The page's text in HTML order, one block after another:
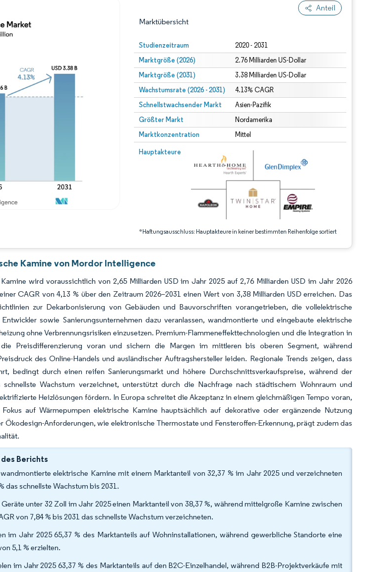
Anteil
Marktübersicht
Studienzeitraum 2020 - 2031
Marktgröße (2026) 2.76 Milliarden US-Dollar
Marktgröße (2031) 3.38 Milliarden US-Dollar
Wachstumsrate (2026 - 2031) 4.13% CAGR
Schnellstwachsender Markt Asien-Pazifik
Größter Markt Nordamerika
Marktkonzentration Mittel
Hauptakteure
*Haftungsausschluss: Hauptakteure in keiner bestimmten Reihenfolge sortiert
Bild © Mordor Intelligence. Wiederverwendung erfordert Namensnennung gemäß CC BY 4.0.
Bild © Mordor Intelligence. Wiederverwendung erfordert Namensnennung gemäß CC BY 4.0.
Kamine von Mordor Intelligence
wird voraussichtlich von 2,65 Milliarden USD im Jahr 2025 auf 2,76 Milliarden USD im Jahr 2026
CAGR von 4,13 % über den Zeitraum 2026–2031 einen Wert von 3,38 Milliarden USD erreichen. Das
zur Dekarbonisierung von Gebäuden und Bauvorschriften vorangetrieben, die vollelektrische
sowie Sanierungsunternehmen dazu veranlassen, wandmontierte und eingebaute elektrische
ohne Verbrennungsrisiken einzusetzen. Premium-Flammeneffekttechnologien und die Integration in
die Preisdifferenzierung voran und sichern die Margen im mittleren bis oberen Segment, während
des Online-Handels und ausländischer Auftragshersteller leiden. Regionale Trends zeigen, dass
bedingt durch einen reifen Sanierungsmarkt und höhere Durchschnittsverkaufspreise, während der
schnellste Wachstum verzeichnet, unterstützt durch die Nachfrage nach städtischem Wohnraum und
Heizlösungen fördern. In Europa schreitet die Akzeptanz in einem gleichmäßigen Tempo voran,
auf Wärmepumpen elektrische Kamine hauptsächlich auf dekorative oder ergänzende Nutzung
Ökodesign-Anforderungen, wie elektronische Thermostate und Fensteroffen-Erkennung, prägt zudem das
Berichts
elektrische Kamine mit einem Marktanteil von 32,37 % im Jahr 2025 und verzeichneten
das schnellste Wachstum bis 2031.
unter 32 Zoll im Jahr 2025 einen Marktanteil von 38,37 %, während mittelgroße Kamine zwischen
von 7,84 % bis 2031 das schnellste Wachstum verzeichneten.
im Jahr 2025 65,37 % des Marktanteils auf Wohninstallationen, während gewerbliche Standorte eine
5,1 % erzielten.
im Jahr 2025 63,37 % des Marktanteils auf den B2C-Einzelhandel, während B2B-Projektverkäufe mit